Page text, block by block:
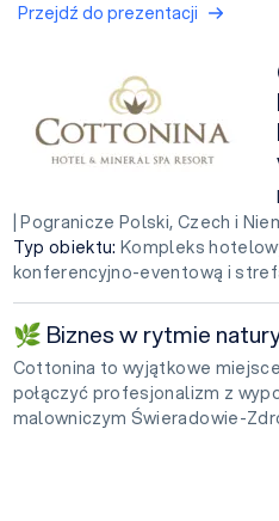
Przejdź do prezentacji
| Pogranicze Polski, Czech i
Typ obiektu: Kompleks
konferencyjno-eventową i
🌿 Biznes w rytmie
Cottonina to wyjątkowe
połączyć profesjonalizm z
malowniczym Świeradowie-